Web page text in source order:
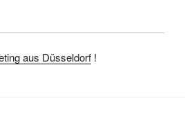
aus Düsseldorf !